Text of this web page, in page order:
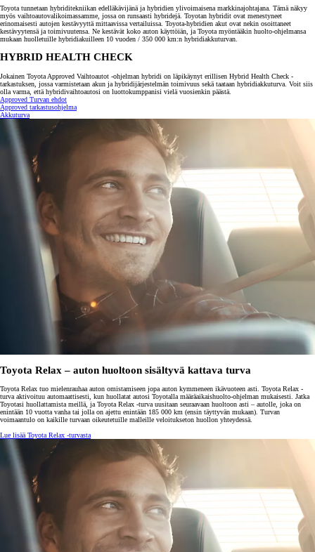
Toyota tunnetaan hybriditekniikan edelläkävijänä ja hybridien ylivoimaisena markkinajohtajana. Tämä näkyy
myös vaihtoautovalikoimassamme, jossa on runsaasti hybridejä. Toyotan hybridit ovat menestyneet
erinomaisesti autojen kestävyyttä mittaavissa vertailuissa. Toyota-hybridien akut ovat nekin osoittaneet
kestävyytensä ja toimivuutensa. Ne kestävät koko auton käyttöiän, ja Toyota myöntääkin huolto-ohjelmansa
mukaan huolletuille hybridiakuilleen 10 vuoden / 350 000 km:n hybridiakkuturvan.
HYBRID HEALTH CHECK
Jokainen Toyota Approved Vaihtoautot -ohjelman hybridi on läpikäynyt erillisen Hybrid Health Check -
tarkastuksen, jossa varmistetaan akun ja hybridijärjestelmän toimivuus sekä taataan hybridiakkuturva. Voit siis
olla varma, että hybridivaihtoautosi on luottokumppanisi vielä vuosienkin päästä.
Approved Turvan ehdot
Approved tarkastusohjelma
Akkuturva
Toyota Relax – auton huoltoon sisältyvä kattava turva
Toyota Relax tuo mielenrauhaa auton omistamiseen jopa auton kymmeneen ikävuoteen asti. Toyota Relax -
turva aktivoituu automaattisesti, kun huollatat autosi Toyotalla määräaikaishuolto-ohjelman mukaisesti. Jatka
Toyotasi huollattamista meillä, ja Toyota Relax -turva uusitaan seuraavaan huoltoon asti – autolle, joka on
enintään 10 vuotta vanha tai jolla on ajettu enintään 185 000 km (ensin täyttyvän mukaan). Turvan
voimaantulo on kaikille turvaan oikeutetuille malleille veloitukseton huollon yhteydessä.
Lue lisää Toyota Relax -turvasta